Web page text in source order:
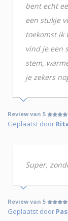
bent echt
een stukje
toekomst ik
vind je een
stem,
je zekers
Review van 5
Geplaatst door
Super,
Review van 5
Geplaatst door